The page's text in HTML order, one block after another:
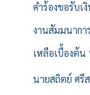
คำร้องขอรับเ
งานสัมมนาก
เหลือเบื้องต้น
นายสถิตย์ ศรี